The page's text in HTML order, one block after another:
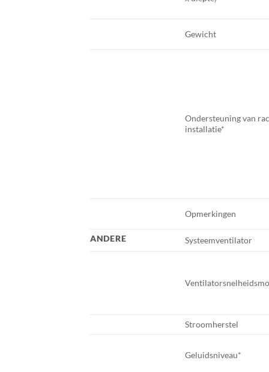
Gewicht
Ondersteuning van
installatie*
Opmerkingen
ANDERE Systeemventilator
Stroomherstel
Geluidsniveau*